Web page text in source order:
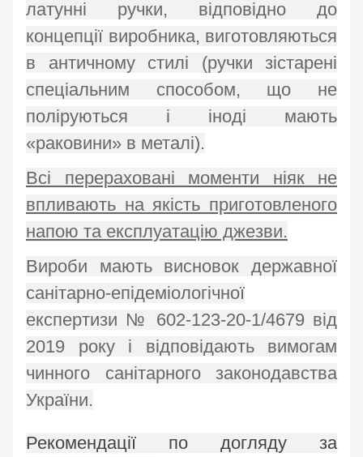
латунні ручки, відповідно до
концепції виробника, виготовляються
в античному стилі (ручки зістарені
спеціальним способом, що не
поліруються і іноді мають
«раковини» в металі).
Всі перераховані моменти ніяк не
впливають на якість приготовленого
напою та експлуатацію джезви.
Вироби мають висновок державної
санітарно-епідеміологічної
експертизи № 602-123-20-1/4679 від
2019 року і відповідають вимогам
чинного санітарного законодавства
України.
Рекомендації по догляду за